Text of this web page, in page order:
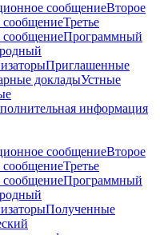
сообщениеВторое
Третье
Программный
Приглашенные
докладыУстные
информация
сообщениеВторое
Третье
Программный
Полученные